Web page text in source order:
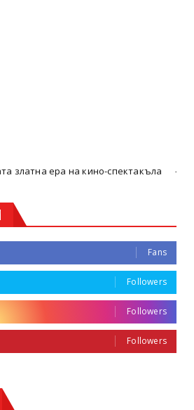
на кино-спектакъла Кюстендил
Fans
Followers
Followers
Followers